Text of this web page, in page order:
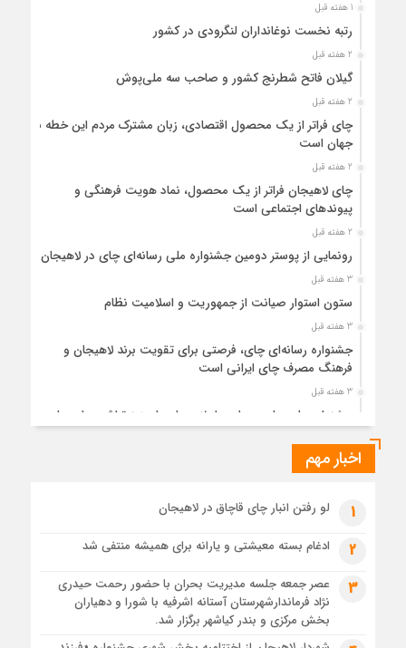
1 هفته قبل
رتبه نخست نوغانداران لنگرودی در کشور
2 هفته قبل
گیلان فاتح شطرنج کشور و صاحب سه ملی‌پوش
2 هفته قبل
چای فراتر از یک محصول اقتصادی، زبان مشترک مردم این خطه با
جهان است
2 هفته قبل
چای لاهیجان فراتر از یک محصول، نماد هویت فرهنگی و
پیوندهای اجتماعی است
2 هفته قبل
رونمایی از پوستر دومین جشنواره ملی رسانه‌ای چای در لاهیجان
3 هفته قبل
ستون استوار صیانت از جمهوریت و اسلامیت نظام
3 هفته قبل
جشنواره رسانه‌ای چای، فرصتی برای تقویت برند لاهیجان و
فرهنگ مصرف چای ایرانی است
3 هفته قبل
جشنواره ملی چای، حمایت از لاهیجان یا هزینه‌تراشی برای چای
4 هفته قبل
4 هفته قبل
رئوف
تصاویر هوایی مراسم تشییع پیکر مطهر آقای شهید ایران – مشهد
مراسم تشییع پیکر مطهر آقای شهید ایران – مشهد
اخبار مهم
1 لو رفتن انبار چای قاچاق در لاهیجان
2 ادغام بسته معیشتی و یارانه برای همیشه منتفی شد
3
عصر جمعه جلسه مدیریت بحران با حضور رحمت حیدری
نژاد فرماندارشهرستان آستانه اشرفیه با شورا و دهیاران
بخش مرکزی و بندر کیاشهر برگزار شد.